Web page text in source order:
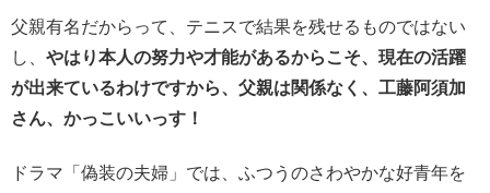
父親有名だからって、テニスで結果を残せるものではない
し、 やはり本人の努力や才能があるからこそ、現在の活躍
が出来ているわけですから、父親は関係なく、工藤阿須加
さん、かっこいいっす！
ドラマ「偽装の夫婦」では、ふつうのさわやかな好青年を